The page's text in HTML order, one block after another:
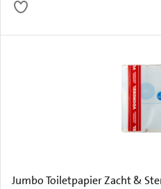
Jumbo Toiletpapier Zacht &